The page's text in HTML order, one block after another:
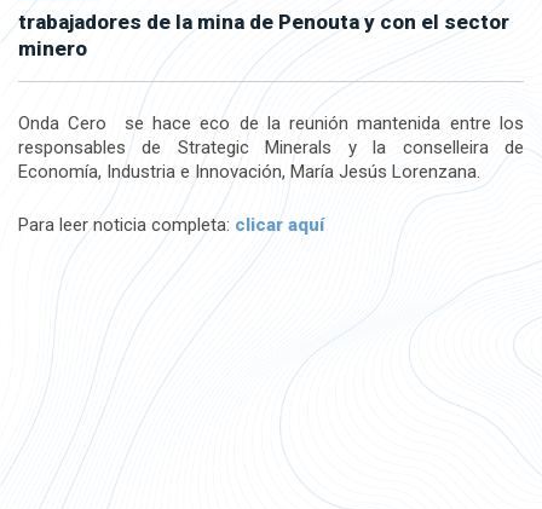
trabajadores de la mina de Penouta y con el sector
minero
Onda Cero se hace eco de la reunión mantenida entre los
responsables de Strategic Minerals y la conselleira de
Economía, Industria e Innovación, María Jesús Lorenzana.
Para leer noticia completa: clicar aquí